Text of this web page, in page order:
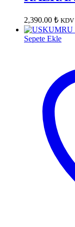
2,390.00 ₺ KDV
Sepete Ekle